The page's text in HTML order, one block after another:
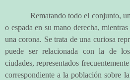
Rematando todo el conjunto,
o espada en su mano derecha,
una corona. Se trata de una curiosa
puede ser relacionada con la de
ciudades, representados
correspondiente a la población sobre